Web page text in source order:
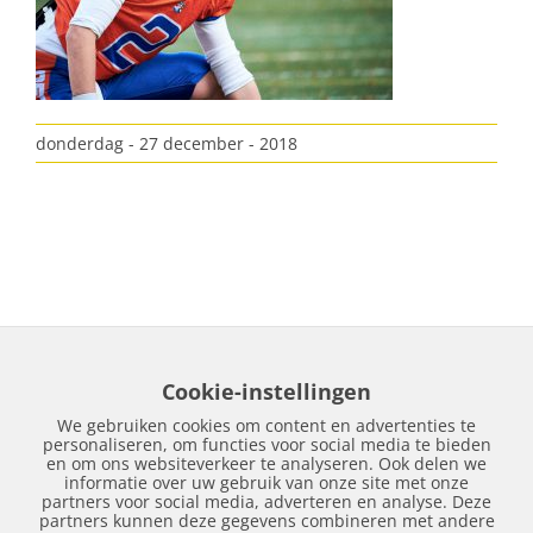
donderdag - 27 december - 2018
Cookie-instellingen
We gebruiken cookies om content en advertenties te
personaliseren, om functies voor social media te bieden
en om ons websiteverkeer te analyseren. Ook delen we
informatie over uw gebruik van onze site met onze
partners voor social media, adverteren en analyse. Deze
partners kunnen deze gegevens combineren met andere